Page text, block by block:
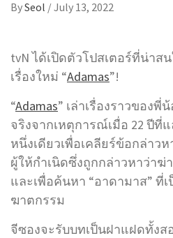
BySeol /July 13, 2022
tvN ได้เปิดตัวโปสเตอร์ที่น่าส
เรื่องใหม่ “Adamas”!
“Adamas” เล่าเรื่องราวของพี่
จริงจากเหตุการณ์เมื่อ 22 ปีที่
หนึ่งเดียวเพื่อเคลียร์ข้อกล่าว
ผู้ให้กำเนิดซึ่งถูกกล่าวหาว่าฆ่
และเพื่อค้นหา “อาดามาส” ที่
ฆาตกรรม
จีซองจะรับบทเป็นฝาแฝดทั้ง